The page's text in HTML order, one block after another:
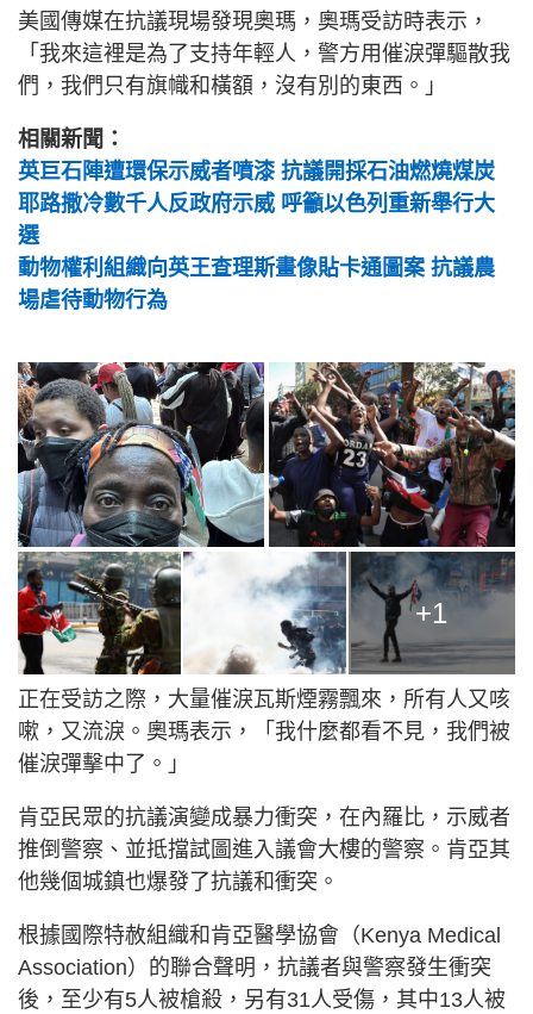
美國傳媒在抗議現場發現奧瑪，奧瑪受訪時表示，
「我來這裡是為了支持年輕人，警方用催淚彈驅散我
們，我們只有旗幟和橫額，沒有別的東西。」
相關新聞：
英巨石陣遭環保示威者噴漆 抗議開採石油燃燒煤炭
耶路撒冷數千人反政府示威 呼籲以色列重新舉行大
選
動物權利組織向英王查理斯畫像貼卡通圖案 抗議農
場虐待動物行為
+1
正在受訪之際，大量催淚瓦斯煙霧飄來，所有人又咳
嗽，又流淚。奧瑪表示，「我什麼都看不見，我們被
催淚彈擊中了。」
肯亞民眾的抗議演變成暴力衝突，在內羅比，示威者
推倒警察、並抵擋試圖進入議會大樓的警察。肯亞其
他幾個城鎮也爆發了抗議和衝突。
根據國際特赦組織和肯亞醫學協會（Kenya Medical
Association）的聯合聲明，抗議者與警察發生衝突
後，至少有5人被槍殺，另有31人受傷，其中13人被